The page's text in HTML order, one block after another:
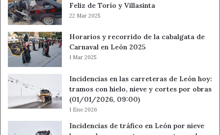
Feliz de Torío y Villasinta
22 Mar 2025
Horarios y recorrido de la cabalgata de
Carnaval en León 2025
1 Mar 2025
Incidencias en las carreteras de León hoy:
tramos con hielo, nieve y cortes por obras
(01/01/2026, 09:00)
1 Ene 2026
Incidencias de tráfico en León por nieve